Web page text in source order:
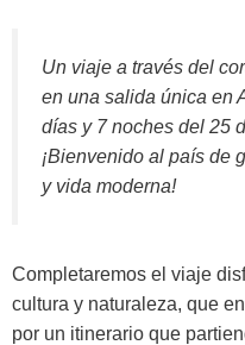
Un viaje a través del
en una salida única en
días y 7 noches del 25
¡Bienvenido al país de
y vida moderna!
Completaremos el viaje
cultura y naturaleza, que
por un itinerario que